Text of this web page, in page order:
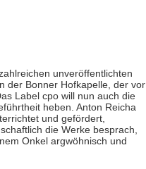
unveröffentlichten
der Bonner Hofkapelle, der vor
Label cpo will nun auch die
heben. Anton Reicha
und gefördert,
die Werke besprach,
Onkel argwöhnisch und